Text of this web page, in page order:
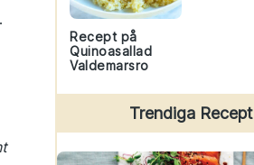
Recept på
Quinoasallad
Valdemarsro
Trendiga Recept